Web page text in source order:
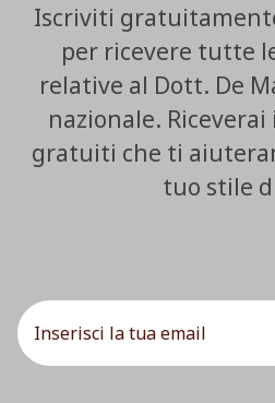
Iscriviti
per ricevere tutte
relative al Dott. De
nazionale.
gratuiti che ti
tuo stile